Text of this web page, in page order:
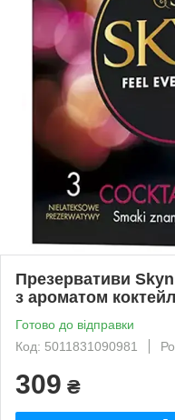
Презервативи
з ароматом
Готово до відправки
Код: 5011831090981
309 ₴